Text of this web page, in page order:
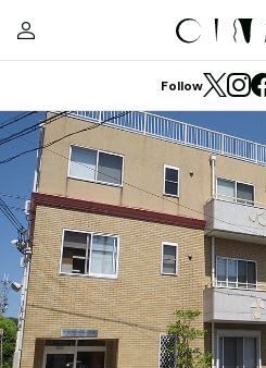
Follow